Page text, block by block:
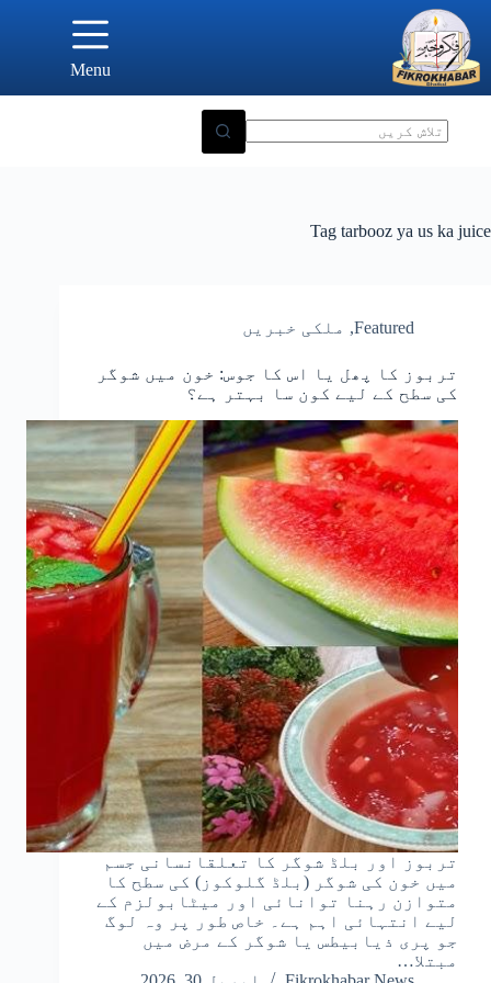
content
Menu
Tag tarbooz ya us ka juice
Featured
, ملکی خبریں
تربوز کا پھل یا اس کا جوس: خون میں شوگر
کی سطح کے لیے کون سا بہتر ہے؟
تربوز اور بلڈ شوگر کا تعلقانسانی جسم
میں خون کی شوگر (بلڈ گلوکوز) کی سطح کا
متوازن رہنا توانائی اور میٹابولزم کے
لیے انتہائی اہم ہے۔ خاص طور پر وہ لوگ
جو پری ذیابیطس یا شوگر کے مرض میں
مبتلا…